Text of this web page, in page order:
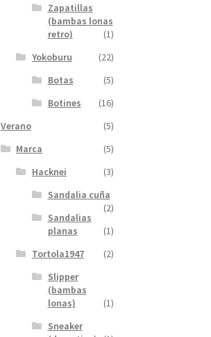
Zapatillas
(bambas lonas
retro)
(1)
Yokoburu
(22)
Botas
(5)
Botines
(16)
Verano
(5)
Marca
(5)
Hacknei
(3)
Sandalia cuña
(2)
Sandalias
planas
(1)
Tortola1947
(2)
Slipper
(bambas
lonas)
(1)
Sneaker